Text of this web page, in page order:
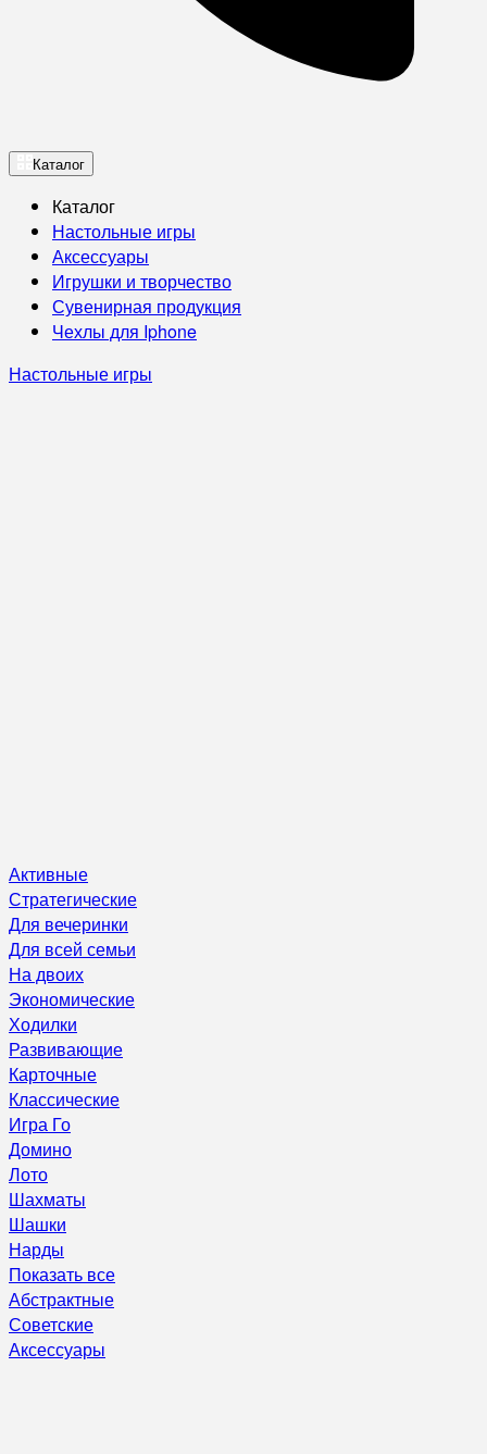
Каталог
Каталог
Настольные игры
Аксессуары
Игрушки и творчество
Сувенирная продукция
Чехлы для Iphone
Настольные игры
Активные
Стратегические
Для вечеринки
Для всей семьи
На двоих
Экономические
Ходилки
Развивающие
Карточные
Классические
Игра Го
Домино
Лото
Шахматы
Шашки
Нарды
Показать все
Абстрактные
Советские
Аксессуары